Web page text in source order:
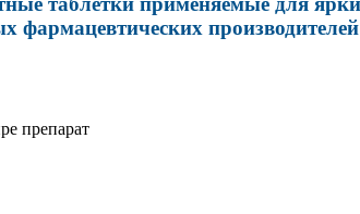
фармацевтических
препарат